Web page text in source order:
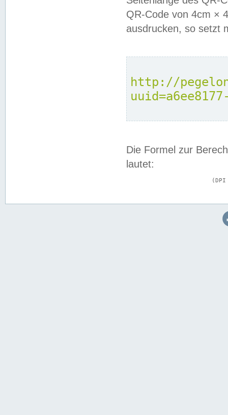
QR-Code von 4cm ×
ausdrucken, so setzt
http://
Die Formel zur
lautet: